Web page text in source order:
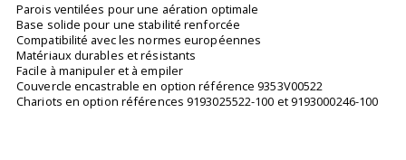
Parois ventilées pour une aération optimale
Base solide pour une stabilité renforcée
Compatibilité avec les normes européennes
Matériaux durables et résistants
Facile à manipuler et à empiler
Couvercle encastrable en option référence 9353V00522
Chariots en option références 9193025522-100 et 9193000246-100